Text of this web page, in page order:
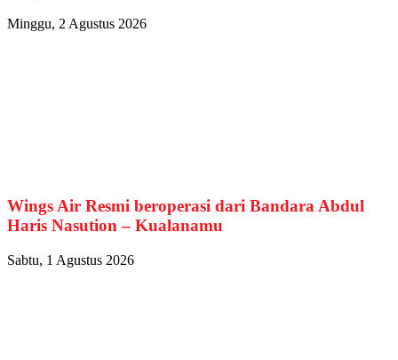
Minggu, 2 Agustus 2026
Wings Air Resmi beroperasi dari Bandara Abdul
Haris Nasution – Kualanamu
Sabtu, 1 Agustus 2026